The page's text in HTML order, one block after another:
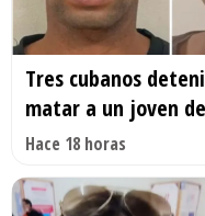
Tres cubanos
matar a un joven
Hace 18 horas